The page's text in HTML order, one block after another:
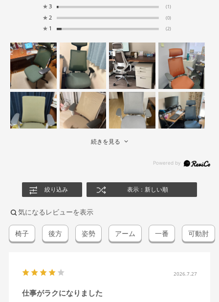
★ 3 (1)
★ 2 (0)
★ 1 (2)
続きを見る
絞り込み 表示：新しい順
気になるレビューを表示
椅子 後方 姿勢 アーム 一番 可動肘
2026.7.27
仕事がラクになりました